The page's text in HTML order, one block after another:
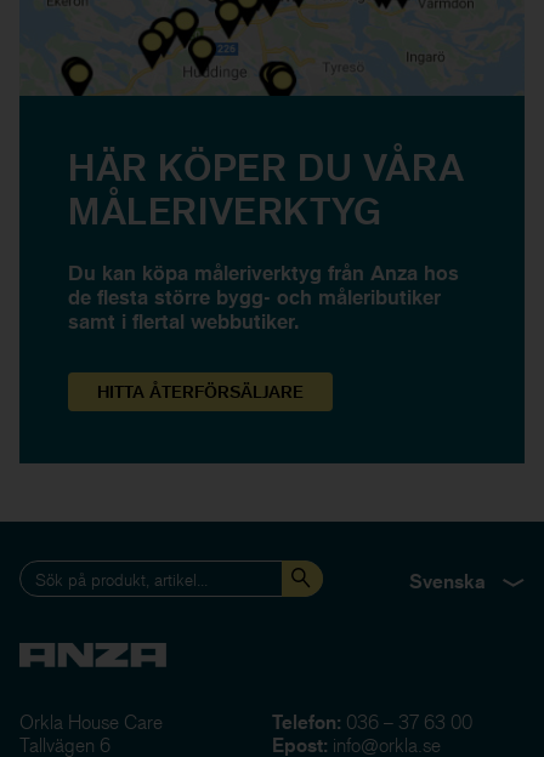
HÄR KÖPER DU VÅRA
MÅLERIVERKTYG
Du kan köpa måleriverktyg från Anza hos
de flesta större bygg- och måleributiker
samt i flertal webbutiker.
HITTA ÅTERFÖRSÄLJARE
Svenska
Orkla House Care
Tallvägen 6
Telefon: 036 – 37 63 00
Epost: info@orkla.se